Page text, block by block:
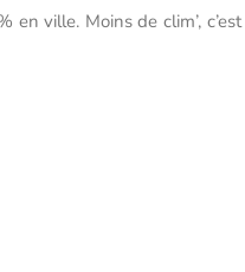
ville. Moins de clim’,